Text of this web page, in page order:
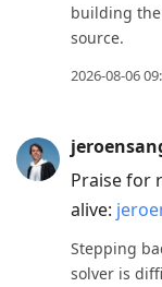
to
previous
building
source.
2026-08-06
Praise for
alive:
Stepping
solver is